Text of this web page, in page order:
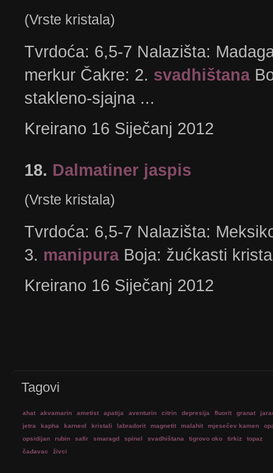
(Vrste kristala)
Tvrdoća: 6,5-7 Nalazišta:
merkur Čakre: 2. svadhištana
stakleno-sjajna ...
Kreirano 16 Siječanj 2012
18. Dalmatiner jaspis
(Vrste kristala)
Tvrdoća: 6,5-7 Nalazišta:
3. manipura Boja: žućkasti
Kreirano 16 Siječanj 2012
Tagovi
ahat akvamarin ametist apatija aventurin citrin depresija fluorit granat
jetra
kapha karneol kristali labradorit magnetit malahit mjesečev kamen
opsidijan
rubin safir smaragd spinel svadhištana tigrovo oko tirkiz
topaz
čađavac
živci